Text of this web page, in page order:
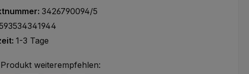
3426790094/5
1-3 Tage
Produkt weiterempfehlen: